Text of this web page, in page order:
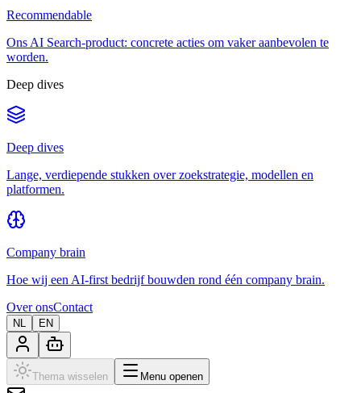
Recommendable
Ons AI Search-product: concrete acties om vaker aanbevolen te
worden.
Deep dives
Deep dives
Lange, verdiepende stukken over zoekstrategie, modellen en
platformen.
Company brain
Hoe wij een AI-first bedrijf bouwden rond één company brain.
Over onsContact
NL EN
Thema wisselen Menu openen